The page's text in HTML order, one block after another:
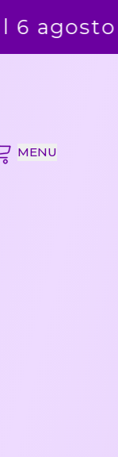
alla
MENU